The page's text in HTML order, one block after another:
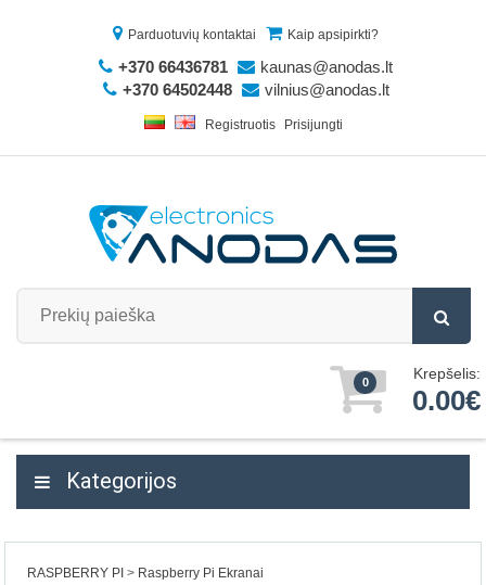
Parduotuvių kontaktai Kaip apsipirkti?
+370 66436781
kaunas@anodas.lt
+370 64502448
vilnius@anodas.lt
Registruotis Prisijungti
0 Krepšelis:
0.00€
Kategorijos
RASPBERRY PI Raspberry Pi Ekranai